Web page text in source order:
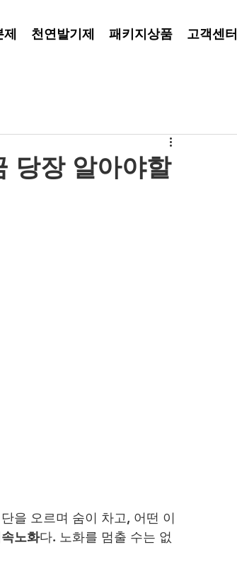
제 천연발기제 패키지상품 고객센터
당장 알아야할
을 오르며 숨이 차고, 어떤 이
노화다. 노화를 멈출 수는 없